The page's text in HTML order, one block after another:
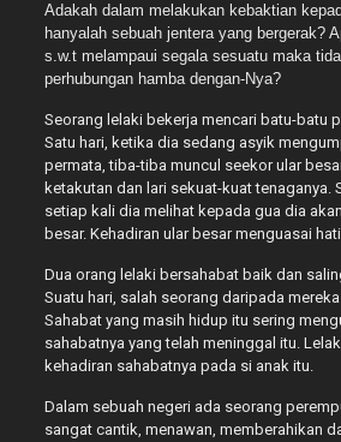
Adakah dalam melakukan kebaktian
hanyalah sebuah jentera yang bergerak?
s.w.t melampaui segala sesuatu maka
perhubungan hamba dengan-Nya?
Seorang lelaki bekerja mencari batu-batu
Satu hari, ketika dia sedang asyik
permata, tiba-tiba muncul seekor ular
ketakutan dan lari sekuat-kuat tenaganya.
setiap kali dia melihat kepada gua dia akan
besar. Kehadiran ular besar menguasai
Dua orang lelaki bersahabat baik dan
Suatu hari, salah seorang daripada
Sahabat yang masih hidup itu sering
sahabatnya yang telah meninggal itu. Lelaki
kehadiran sahabatnya pada si anak itu.
Dalam sebuah negeri ada seorang
sangat cantik, menawan, memberahikan